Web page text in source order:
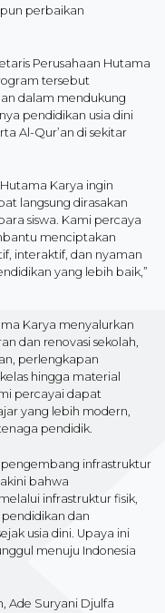
perbaikan
Perusahaan Hutama
tersebut
dalam mendukung
pendidikan usia dini
Al-Qur’an di sekitar
Karya ingin
langsung dirasakan
siswa. Kami percaya
menciptakan
interaktif, dan nyaman
yang lebih baik,”
Karya menyalurkan
dan renovasi sekolah,
perlengkapan
hingga material
percayai dapat
yang lebih modern,
pendidik.
pengembang infrastruktur
bahwa
infrastruktur fisik,
dan
usia dini. Upaya ini
menuju Indonesia
Ade Suryani Djulfa